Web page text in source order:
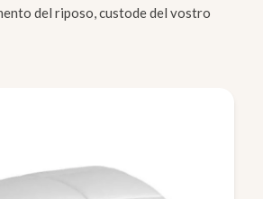
del riposo, custode del vostro